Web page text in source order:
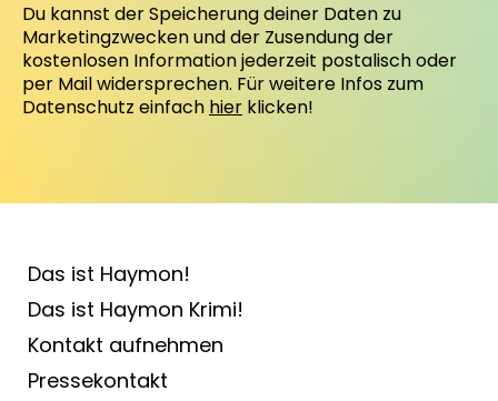
Du kannst der Speicherung deiner Daten zu
Marketingzwecken und der Zusendung der
kostenlosen Information jederzeit postalisch oder
per Mail widersprechen. Für weitere Infos zum
Datenschutz einfach hier klicken!
Das ist Haymon!
Das ist Haymon Krimi!
Kontakt aufnehmen
Pressekontakt